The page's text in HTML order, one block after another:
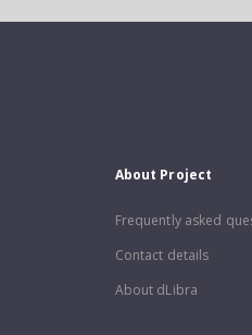
About Project
Frequently asked
Contact details
About dLibra